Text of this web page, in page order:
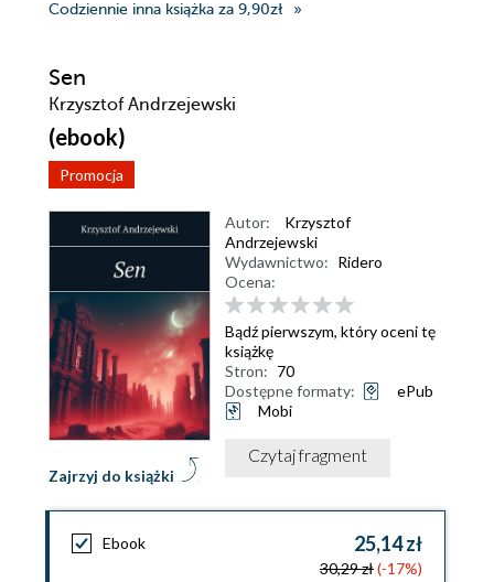
Codziennie inna książka za 9,90zł
Sen
Krzysztof Andrzejewski
(ebook)
Promocja
Zajrzyj do książki
Autor:
Krzysztof
Andrzejewski
Wydawnictwo: Ridero
Ocena:
Bądź pierwszym, który oceni tę
książkę
Stron: 70
Dostępne formaty:
ePub
Mobi
Czytaj fragment
Ebook 25,14 zł
30,29 zł(-17%)